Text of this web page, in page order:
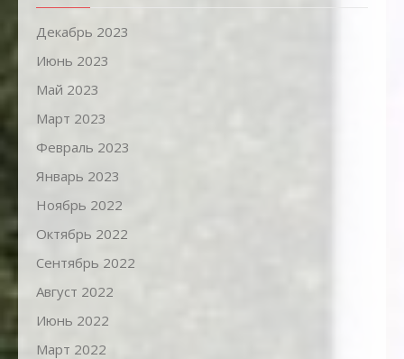
Декабрь 2023
Июнь 2023
Май 2023
Март 2023
Февраль 2023
Январь 2023
Ноябрь 2022
Октябрь 2022
Сентябрь 2022
Август 2022
Июнь 2022
Март 2022